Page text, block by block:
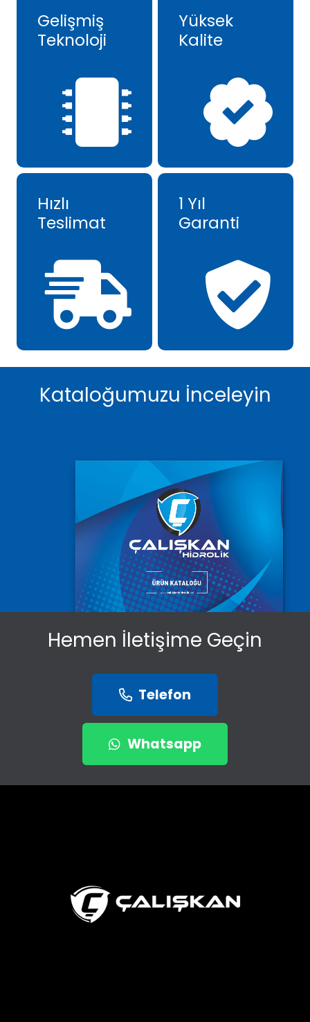
Gelişmiş
Teknoloji
Yüksek
Kalite
Hızlı
Teslimat
1 Yıl
Garanti
Kataloğumuzu İnceleyin
Hemen İletişime Geçin
Telefon
Whatsapp